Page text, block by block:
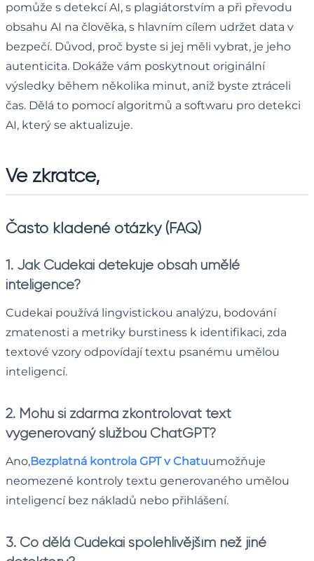
pomůže s detekcí AI, s plagiátorstvím a při převodu
obsahu AI na člověka, s hlavním cílem udržet data v
bezpečí. Důvod, proč byste si jej měli vybrat, je jeho
autenticita. Dokáže vám poskytnout originální
výsledky během několika minut, aniž byste ztráceli
čas. Dělá to pomocí algoritmů a softwaru pro detekci
AI, který se aktualizuje.
Ve zkratce,
Často kladené otázky (FAQ)
1. Jak Cudekai detekuje obsah umělé
inteligence?
Cudekai používá lingvistickou analýzu, bodování
zmatenosti a metriky burstiness k identifikaci, zda
textové vzory odpovídají textu psanému umělou
inteligencí.
2. Mohu si zdarma zkontrolovat text
vygenerovaný službou ChatGPT?
Ano,Bezplatná kontrola GPT v Chatuumožňuje
neomezené kontroly textu generovaného umělou
inteligencí bez nákladů nebo přihlášení.
3. Co dělá Cudekai spolehlivějším než jiné